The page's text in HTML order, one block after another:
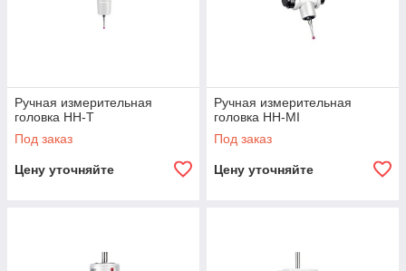
Ручная измерительная
головка HH-T
Под заказ
Цену уточняйте
Ручная измерительная
головка HH-MI
Под заказ
Цену уточняйте